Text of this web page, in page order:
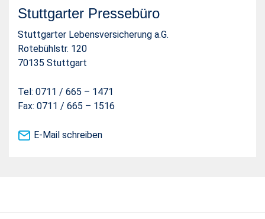
Stuttgarter Pressebüro
Stuttgarter Lebensversicherung a.G.
Rotebühlstr. 120
70135 Stuttgart
Tel: 0711 / 665 – 1471
Fax: 0711 / 665 – 1516
E-Mail schreiben